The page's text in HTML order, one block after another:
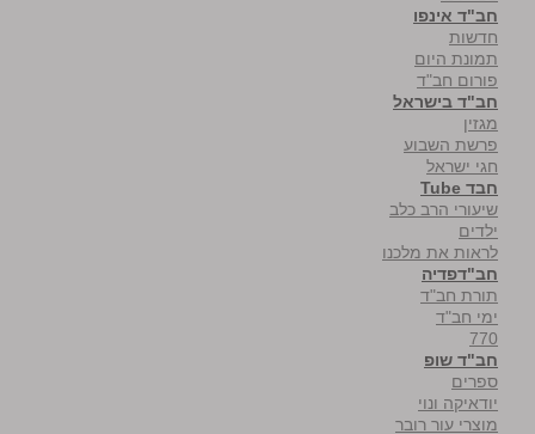
חב"ד אינפו
חדשות
תמונת היום
פורום חב"ד
חב"ד בישראל
מגזין
פרשת השבוע
חגי ישראל
חבד Tube
שיעורי הרב כלב
ילדים
לראות את מלכנו
חב"דפדיה
תורת חב"ד
ימי חב"ד
770
חב"ד שופ
ספרים
יודאיקה ונוי
מוצרי עור רובר